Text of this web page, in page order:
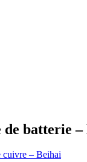
batterie